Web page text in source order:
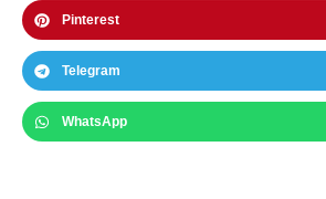
Pinterest
Telegram
WhatsApp